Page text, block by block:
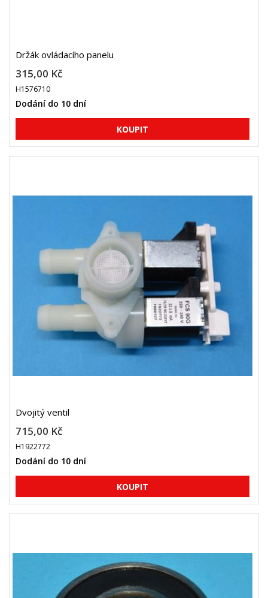
Držák ovládacího panelu
315,00 Kč
H1576710
Dodání do 10 dní
Dvojitý ventil
715,00 Kč
H1922772
Dodání do 10 dní